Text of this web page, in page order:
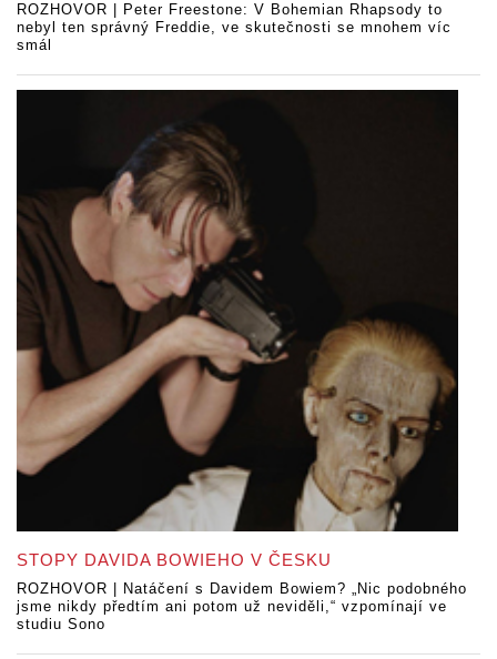
ROZHOVOR | Peter Freestone: V Bohemian Rhapsody to
nebyl ten správný Freddie, ve skutečnosti se mnohem víc
smál
STOPY DAVIDA BOWIEHO V ČESKU
ROZHOVOR | Natáčení s Davidem Bowiem? „Nic podobného
jsme nikdy předtím ani potom už neviděli,“ vzpomínají ve
studiu Sono